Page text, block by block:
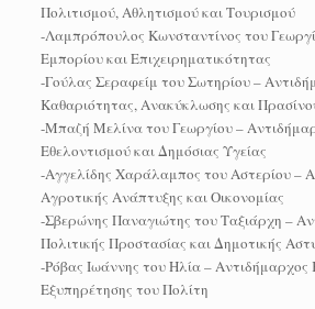
Πολιτισμού, Αθλητισμού και Τουρισμού
-Λαμπρόπουλος Κωνσταντίνος του
Εμπορίου και Επιχειρηματικότητας
-Γούλας Σεραφείμ του Σωτηρίου –
Καθαριότητας, Ανακύκλωσης και
-Μπαζή Μελίνα του Γεωργίου –
Εθελοντισμού και Δημόσιας Υγείας
-Αγγελίδης Χαράλαμπος του Αστερίου –
Αγροτικής Ανάπτυξης και Οικονομίας
-Σβερώνης Παναγιώτης του Ταξιάρχη –
Πολιτικής Προστασίας και Δημοτικής
-Ρόβας Ιωάννης του Ηλία – Αντιδήμαρχος
Εξυπηρέτησης του Πολίτη